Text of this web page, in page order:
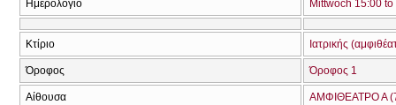
Ημερολόγιο Mittwoch 15:00
Κτίριο Ιατρικής
Όροφος Όροφος 1
Αίθουσα ΑΜΦΙΘΕΑΤΡΟ Α